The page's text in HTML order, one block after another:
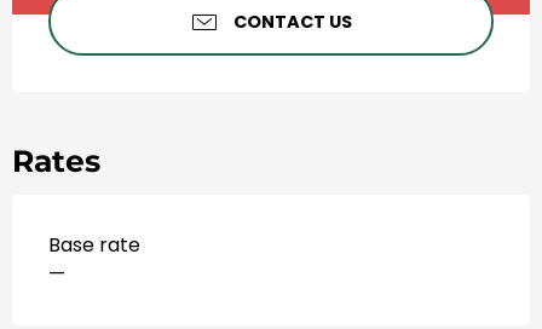
CONTACT US
Rates
Base rate
—